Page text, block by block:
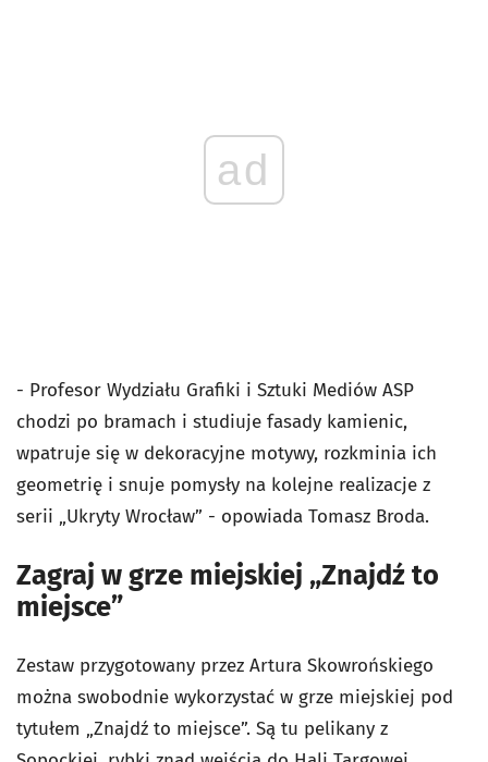
ad
- Profesor Wydziału Grafiki i Sztuki Mediów ASP
chodzi po bramach i studiuje fasady kamienic,
wpatruje się w dekoracyjne motywy, rozkminia ich
geometrię i snuje pomysły na kolejne realizacje z
serii „Ukryty Wrocław” - opowiada Tomasz Broda.
Zagraj w grze miejskiej „Znajdź to
miejsce”
Zestaw przygotowany przez Artura Skowrońskiego
można swobodnie wykorzystać w grze miejskiej pod
tytułem „Znajdź to miejsce”. Są tu pelikany z